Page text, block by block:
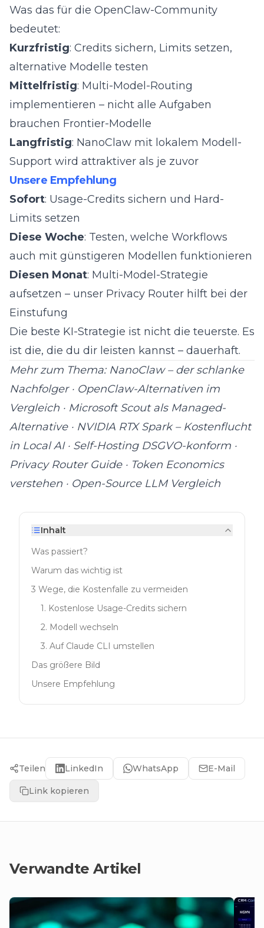
Was das für die OpenClaw-Community
bedeutet:
Kurzfristig: Credits sichern, Limits setzen,
alternative Modelle testen
Mittelfristig: Multi-Model-Routing
implementieren – nicht alle Aufgaben
brauchen Frontier-Modelle
Langfristig: NanoClaw mit lokalem Modell-
Support wird attraktiver als je zuvor
Unsere Empfehlung
Sofort: Usage-Credits sichern und Hard-
Limits setzen
Diese Woche: Testen, welche Workflows
auch mit günstigeren Modellen funktionieren
Diesen Monat: Multi-Model-Strategie
aufsetzen – unser Privacy Router hilft bei der
Einstufung
Die beste KI-Strategie ist nicht die teuerste. Es
ist die, die du dir leisten kannst – dauerhaft.
Mehr zum Thema: NanoClaw – der schlanke
Nachfolger· OpenClaw-Alternativen im
Vergleich · Microsoft Scout als Managed-
Alternative· NVIDIA RTX Spark – Kostenflucht
in Local AI· Self-Hosting DSGVO-konform ·
Privacy Router Guide· Token Economics
verstehen · Open-Source LLM Vergleich
Inhalt
Was passiert?
Warum das wichtig ist
3 Wege, die Kostenfalle zu vermeiden
1. Kostenlose Usage-Credits sichern
2. Modell wechseln
3. Auf Claude CLI umstellen
Das größere Bild
Unsere Empfehlung
Teilen LinkedIn WhatsApp E-Mail
Link kopieren
Verwandte Artikel